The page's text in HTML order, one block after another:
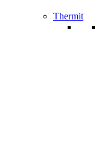
Thermit